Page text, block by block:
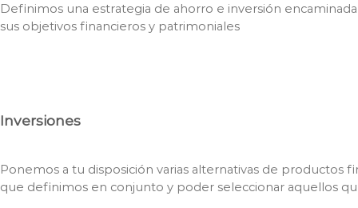
Definimos una estrategia de ahorro e inversión
sus objetivos financieros y patrimoniales
Inversiones
Ponemos a tu disposición varias alternativas de productos
que definimos en conjunto y poder seleccionar aquellos